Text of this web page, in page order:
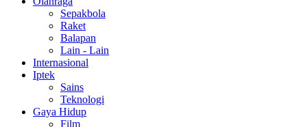
Sepakbola
Raket
Balapan
Lain - Lain
Internasional
Iptek
Sains
Teknologi
Gaya Hidup
Film